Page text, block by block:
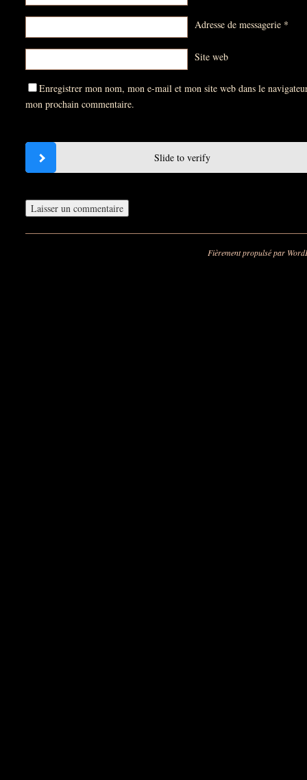
Adresse de messagerie *
Site web
Enregistrer mon nom, mon e-mail et mon site web dans le
mon prochain commentaire.
Slide to verify
Fièrement propulsé par